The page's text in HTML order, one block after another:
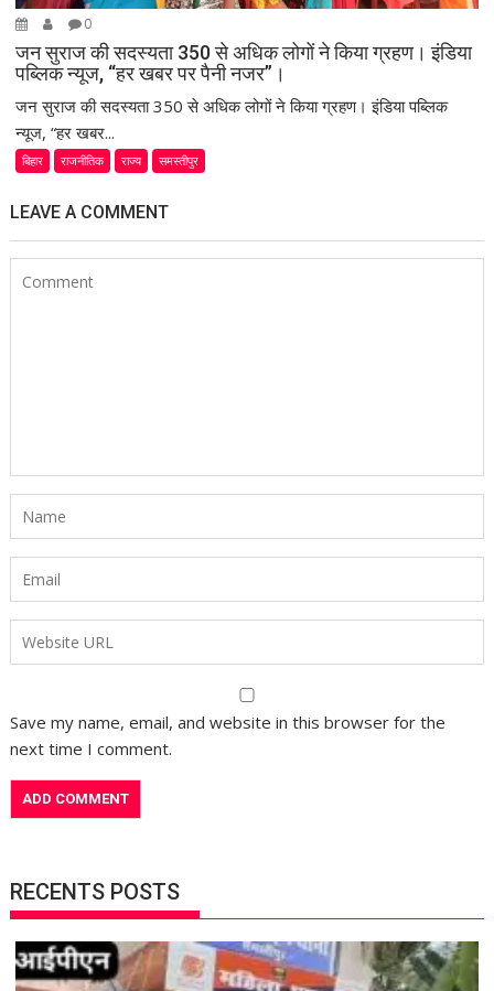
0
जन सुराज की सदस्यता 350 से अधिक लोगों ने किया ग्रहण। इंडिया
पब्लिक न्यूज, “हर खबर पर पैनी नजर”।
जन सुराज की सदस्यता 350 से अधिक लोगों ने किया ग्रहण। इंडिया पब्लिक
न्यूज, “हर खबर...
बिहार राजनीतिक राज्य समस्तीपुर
LEAVE A COMMENT
Save my name, email, and website in this browser for the
next time I comment.
RECENTS POSTS